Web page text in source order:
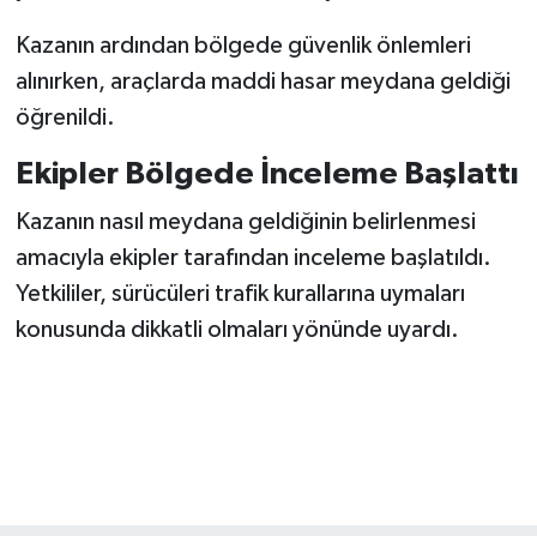
Kazanın ardından bölgede güvenlik önlemleri
alınırken, araçlarda maddi hasar meydana geldiği
öğrenildi.
Ekipler Bölgede İnceleme Başlattı
Kazanın nasıl meydana geldiğinin belirlenmesi
amacıyla ekipler tarafından inceleme başlatıldı.
Yetkililer, sürücüleri trafik kurallarına uymaları
konusunda dikkatli olmaları yönünde uyardı.
ASAYİŞ
BİLİM VE TEKNOLOJİ
YARIŞMALAR